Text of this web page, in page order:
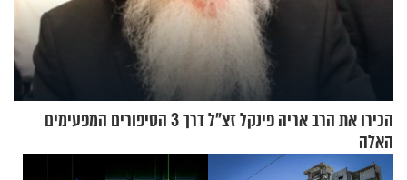
הכירו את הרב אריה פינקל זצ"ל דרך 3 הסיפורים המפעימים
האלה